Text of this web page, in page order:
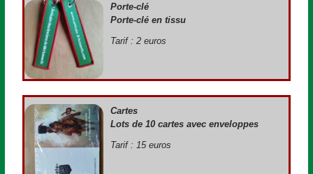
Porte-clé
Porte-clé en tissu
Tarif : 2 euros
Cartes
Lots de 10 cartes avec enveloppes
Tarif : 15 euros